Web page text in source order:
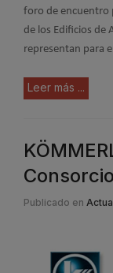
foro de encuentro
de los Edificios de
representan para
Leer más ...
Publicado en